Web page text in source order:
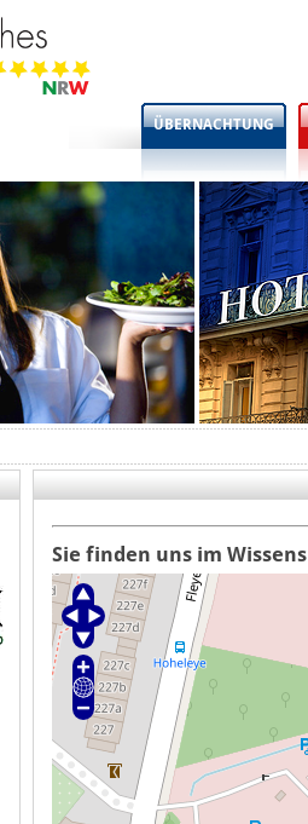
ÜBERNACHTUNG
Sie finden uns im